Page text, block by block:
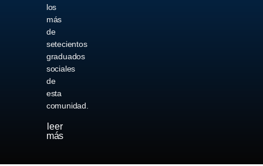
los
más
de
setecientos
graduados
sociales
de
esta
comunidad.
leer
más